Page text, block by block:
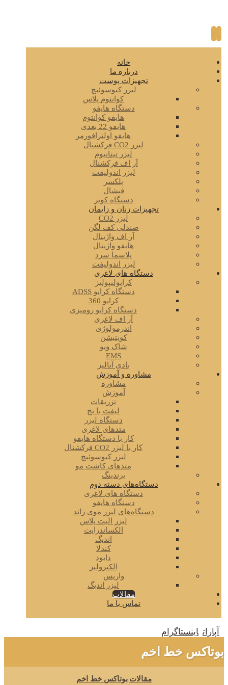
خانه
درباره ما
تجهیزات پوست
لیزر کیوسوئیچ
کوانتوم پلاس
دستگاه هایفو
هایفو کوانتوم
هایفو 22 بعدی
هایفو اولترافورمر
لیزر CO2 فرکشنال
لیزر تیتانیوم
آر اف فرکشنال
لیزر اندولیفت
پلکسر
فیشال
دستگاه کوتر
تجهیزات زنان و زایمان
لیزر CO2
صندلی کف لگن
آر اف واژینال
هایفو واژینال
پلاسما سرد
لیزر اندولیفت
دستگاه های لاغری
کرایولیپولیز
دستگاه کرایو ADSS
کرایو 360
دستگاه کرایو رومیزی
آر اف لاغری
اندرمولوژی
کویتیشن
شاک ویو
EMS
بادی آنالیز
مشاوره و آموزش
مشاوره
آموزش
تزریقات
لیفت با نخ
دستگاه لیزر
متدهای لاغری
کار با دستگاه هایفو
کار با لیزر CO2 فرکشنال
لیزر کیوسوئیچ
متدهای کاشت مو
برندینگ
دستگاه‌های دسته دوم
دستگاه های لاغری
دستگاه هایفو
دستگاه‌های لیزر موی زائد
لیزر الیت پلاس
الکساندرایت
اندیگ
کندلا
دایود
الکترولیز
واریس
لیزر اندیگ
مقالات
تماس با ما
آپارات اینستاگرام
بوتاکس خط اخم
مقالات بوتاکس خط اخم